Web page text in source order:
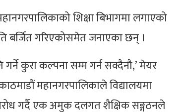
शिक्षा बिभागमा लगाएको
बर्जित गरिएकोसमेत जनाएका छन् ।
गर्ने कुरा कल्पना सम्म गर्न सक्दैनौ,’ मेयर
महानगरपालिकाले विद्यालयमा
गर्दै एक अमुक दलगत शैक्षिक सङ्गठनले